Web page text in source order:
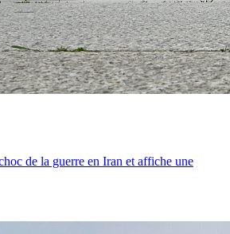
de la guerre en Iran et affiche une